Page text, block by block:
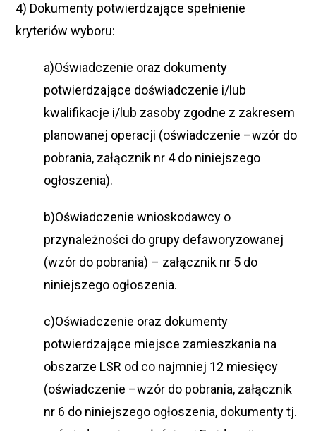
4) Dokumenty potwierdzające spełnienie
kryteriów wyboru:
a)Oświadczenie oraz dokumenty
potwierdzające doświadczenie i/lub
kwalifikacje i/lub zasoby zgodne z zakresem
planowanej operacji (oświadczenie –wzór do
pobrania, załącznik nr 4 do niniejszego
ogłoszenia).
b)Oświadczenie wnioskodawcy o
przynależności do grupy defaworyzowanej
(wzór do pobrania) – załącznik nr 5 do
niniejszego ogłoszenia.
c)Oświadczenie oraz dokumenty
potwierdzające miejsce zamieszkania na
obszarze LSR od co najmniej 12 miesięcy
(oświadczenie –wzór do pobrania, załącznik
nr 6 do niniejszego ogłoszenia, dokumenty tj.